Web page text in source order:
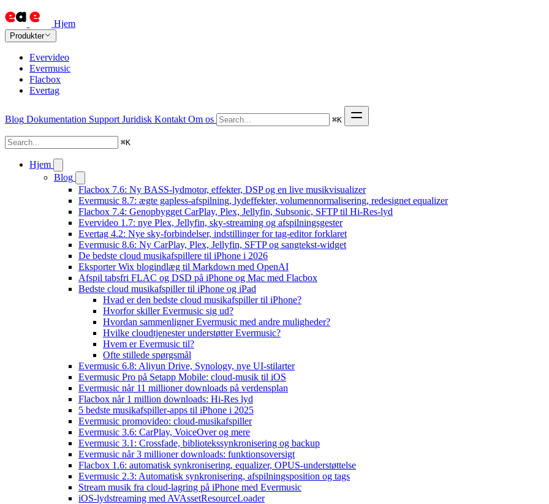
Hjem
Produkter
Evervideo
Evermusic
Flacbox
Evertag
Blog Dokumentation Support Juridisk Kontakt Om os ⌘K
⌘K
Hjem
Blog
Flacbox 7.6: Ny BASS-lydmotor, effekter, DSP og en live musikvisualizer
Evermusic 8.7: ægte gapless-afspilning, lydeffekter, volumennormalisering, redesignet equalizer
Flacbox 7.4: Genopbygget CarPlay, Plex, Jellyfin, Subsonic, SFTP til Hi-Res-lyd
Evervideo 1.7: nye Plex, Jellyfin, sky-streaming og afspilningsgester
Evertag 4.2: Nye sky-forbindelser, indstillinger for tag-editor forklaret
Evermusic 8.6: Ny CarPlay, Plex, Jellyfin, SFTP og sangtekst-widget
De bedste cloud musikafspillere til iPhone i 2026
Eksporter Wix blogindlæg til Markdown med OpenAI
Afspil tabsfri FLAC og DSD på iPhone og Mac med Flacbox
Bedste cloud musikafspiller til iPhone og iPad
Hvad er den bedste cloud musikafspiller til iPhone?
Hvorfor skiller Evermusic sig ud?
Hvordan sammenligner Evermusic med andre muligheder?
Hvilke cloudtjenester understøtter Evermusic?
Hvem er Evermusic til?
Ofte stillede spørgsmål
Evermusic 6.8: Aliyun Drive, Synology, nye UI-stilarter
Evermusic Pro på Setapp Mobile: cloud-musik til iOS
Evermusic når 11 millioner downloads på verdensplan
Flacbox når 1 million downloads: Hi-Res lyd
5 bedste musikafspiller-apps til iPhone i 2025
Evermusic promovideo: cloud-musikafspiller
Evermusic 3.6: CarPlay, VoiceOver og mere
Evermusic 3.1: Crossfade, bibliotekssynkronisering og backup
Evermusic når 3 millioner downloads: funktionsoversigt
Flacbox 1.6: automatisk synkronisering, equalizer, OPUS-understøttelse
Evermusic 2.3: Automatisk synkronisering, afspilningsposition og tags
Stream musik fra cloud-lagring på iPhone med Evermusic
iOS-lydstreaming med AVAssetResourceLoader